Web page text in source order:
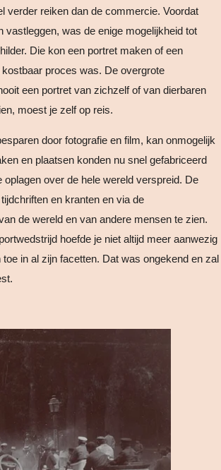
verder reiken dan de commercie. Voordat
vastleggen, was de enige mogelijkheid tot
Die kon een portret maken of een
proces was. De overgrote
een portret van zichzelf of van dierbaren
moest je zelf op reis.
door fotografie en film, kan onmogelijk
en plaatsen konden nu snel gefabriceerd
over de hele wereld verspreid. De
en kranten en via de
de wereld en van andere mensen te zien.
hoefde je niet altijd meer aanwezig
in al zijn facetten. Dat was ongekend en zal